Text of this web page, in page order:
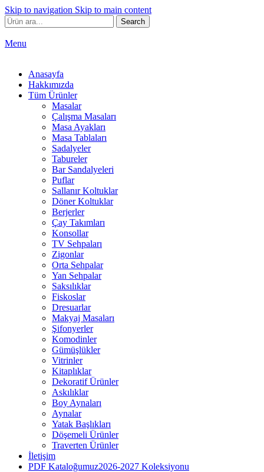
Skip to navigation Skip to main content
Search
Menu
Anasayfa
Hakkımızda
Tüm Ürünler
Masalar
Çalışma Masaları
Masa Ayakları
Masa Tablaları
Sadalyeler
Tabureler
Bar Sandalyeleri
Puflar
Sallanır Koltuklar
Döner Koltuklar
Berjerler
Çay Takımları
Konsollar
TV Sehpaları
Zigonlar
Orta Sehpalar
Yan Sehpalar
Saksılıklar
Fiskoslar
Dresuarlar
Makyaj Masaları
Şifonyerler
Komodinler
Gümüşlükler
Vitrinler
Kitaplıklar
Dekoratif Ürünler
Askılıklar
Boy Aynaları
Aynalar
Yatak Başlıkları
Döşemeli Ürünler
Traverten Ürünler
İletişim
PDF Kataloğumuz2026-2027 Koleksiyonu